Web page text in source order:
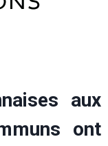
aux
ont